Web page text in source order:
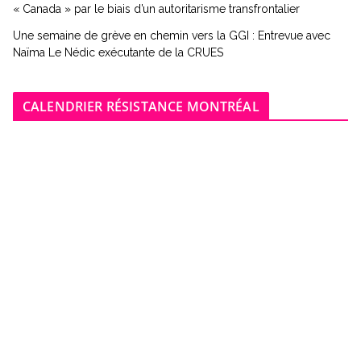
« Canada » par le biais d’un autoritarisme transfrontalier
Une semaine de grève en chemin vers la GGI : Entrevue avec
Naïma Le Nédic exécutante de la CRUES
CALENDRIER RÉSISTANCE MONTRÉAL